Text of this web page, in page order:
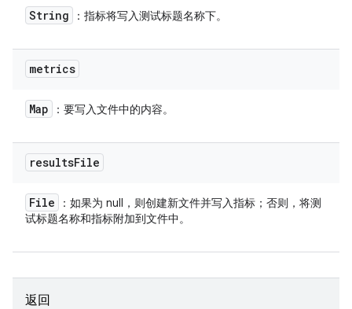
String ：指标将写入测试标题名称下。
metrics
Map ：要写入文件中的内容。
resultsFile
File
：如果为 null，则创建新文件并写入指标；否则，将测
试标题名称和指标附加到文件中。
返回